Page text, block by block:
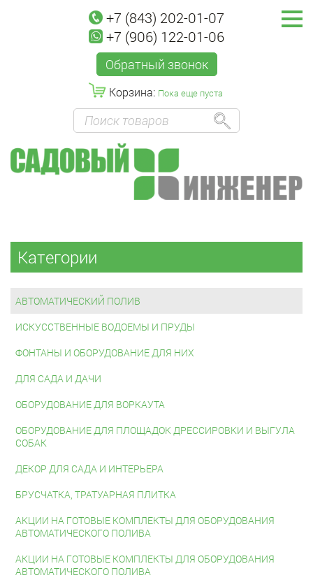
+7 (843) 202-01-07
+7 (906) 122-01-06
Обратный звонок
Корзина: Пока еще пуста
Категории
АВТОМАТИЧЕСКИЙ ПОЛИВ
ИСКУССТВЕННЫЕ ВОДОЕМЫ И ПРУДЫ
ФОНТАНЫ И ОБОРУДОВАНИЕ ДЛЯ НИХ
ДЛЯ САДА И ДАЧИ
ОБОРУДОВАНИЕ ДЛЯ ВОРКАУТА
ОБОРУДОВАНИЕ ДЛЯ ПЛОЩАДОК ДРЕССИРОВКИ И ВЫГУЛА
СОБАК
ДЕКОР ДЛЯ САДА И ИНТЕРЬЕРА
БРУСЧАТКА, ТРАТУАРНАЯ ПЛИТКА
АКЦИИ НА ГОТОВЫЕ КОМПЛЕКТЫ ДЛЯ ОБОРУДОВАНИЯ
АВТОМАТИЧЕСКОГО ПОЛИВА
АКЦИИ НА ГОТОВЫЕ КОМПЛЕКТЫ ДЛЯ ОБОРУДОВАНИЯ
АВТОМАТИЧЕСКОГО ПОЛИВА